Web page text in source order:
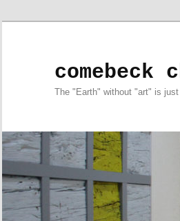
comebeck
The "Earth" without "art" is just